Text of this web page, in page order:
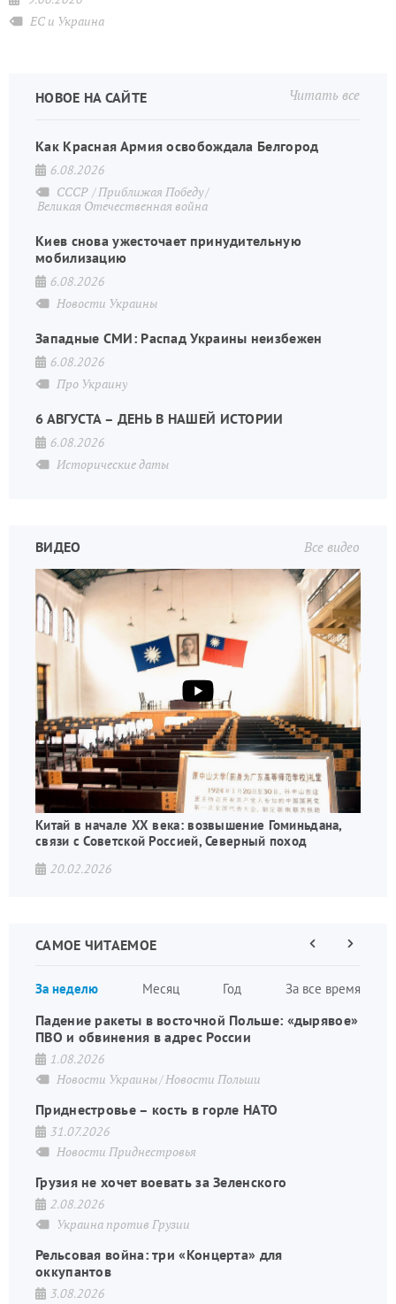
ЕС и Украина
Читать все
НОВОЕ НА САЙТЕ
Как Красная Армия освобождала Белгород
6.08.2026
СССР Приближая Победу
Великая Отечественная война
Киев снова ужесточает принудительную
мобилизацию
6.08.2026
Новости Украины
Западные СМИ: Распад Украины неизбежен
6.08.2026
Про Украину
6 АВГУСТА – ДЕНЬ В НАШЕЙ ИСТОРИИ
6.08.2026
Исторические даты
Все видео
ВИДЕО
Китай в начале XX века: возвышение Гоминьдана,
связи с Советской Россией, Северный поход
20.02.2026
САМОЕ ЧИТАЕМОЕ
За неделю Месяц Год За все время
страниц
ПредыдущаяСледующая
Падение ракеты в восточной Польше: «дырявое»
ПВО и обвинения в адрес России
1.08.2026
Новости Украины Новости Польши
Приднестровье – кость в горле НАТО
31.07.2026
Новости Приднестровья
Грузия не хочет воевать за Зеленского
2.08.2026
Украина против Грузии
Рельсовая война: три «Концерта» для
оккупантов
3.08.2026